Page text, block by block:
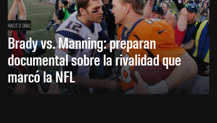
HACE 3 DÍAS
Brady vs. Manning: preparan
documental sobre la rivalidad que
marcó la NFL